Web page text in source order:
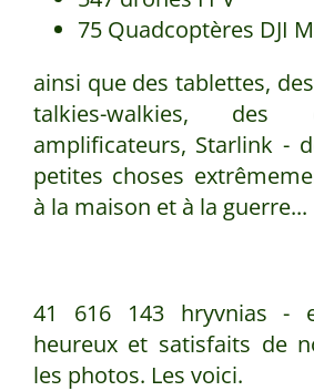
75 Quadcoptères DJI
ainsi que des tablettes,
talkies-walkies, des
amplificateurs, Starlink -
petites choses
à la maison et à la guerre...
41 616 143 hryvnias -
heureux et satisfaits de
les photos. Les voici.